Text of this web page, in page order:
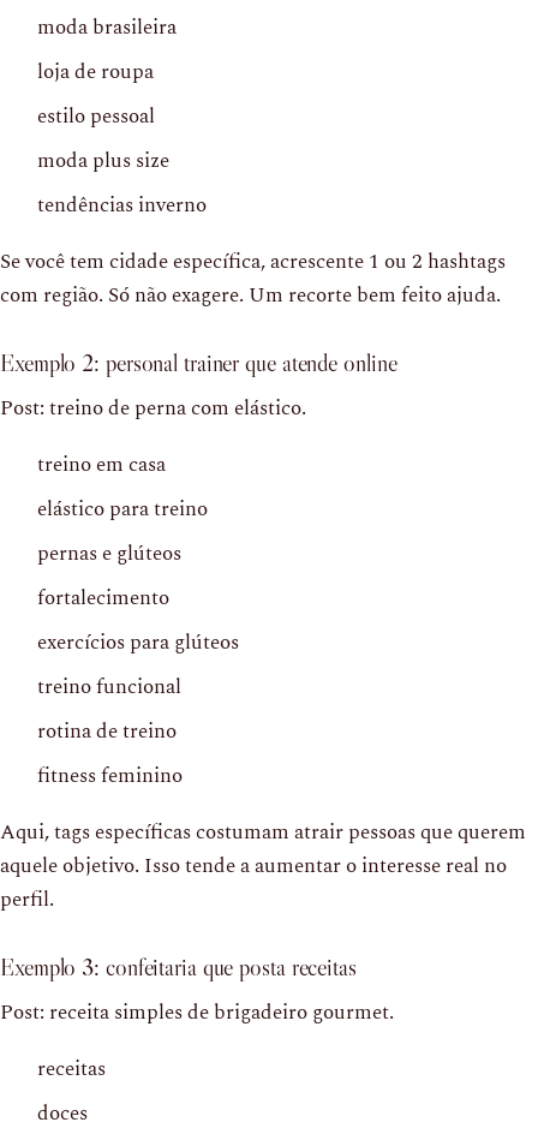
moda brasileira
loja de roupa
estilo pessoal
moda plus size
tendências inverno
Se você tem cidade específica, acrescente 1 ou 2 hashtags
com região. Só não exagere. Um recorte bem feito ajuda.
Exemplo 2: personal trainer que atende online
Post: treino de perna com elástico.
treino em casa
elástico para treino
pernas e glúteos
fortalecimento
exercícios para glúteos
treino funcional
rotina de treino
fitness feminino
Aqui, tags específicas costumam atrair pessoas que querem
aquele objetivo. Isso tende a aumentar o interesse real no
perfil.
Exemplo 3: confeitaria que posta receitas
Post: receita simples de brigadeiro gourmet.
receitas
doces